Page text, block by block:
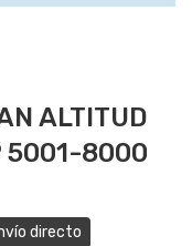
ALTITUD
5001-8000
directo